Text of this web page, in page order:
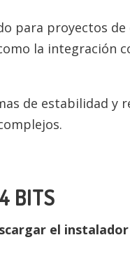
para proyectos
la integración
de estabilidad y
BITS
el